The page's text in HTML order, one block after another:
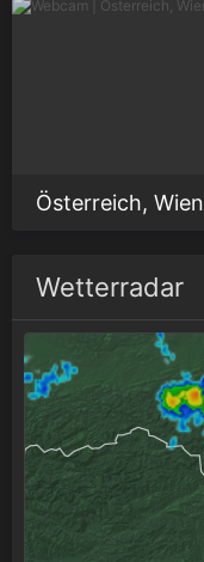
Österreich, Wien
Wetterradar